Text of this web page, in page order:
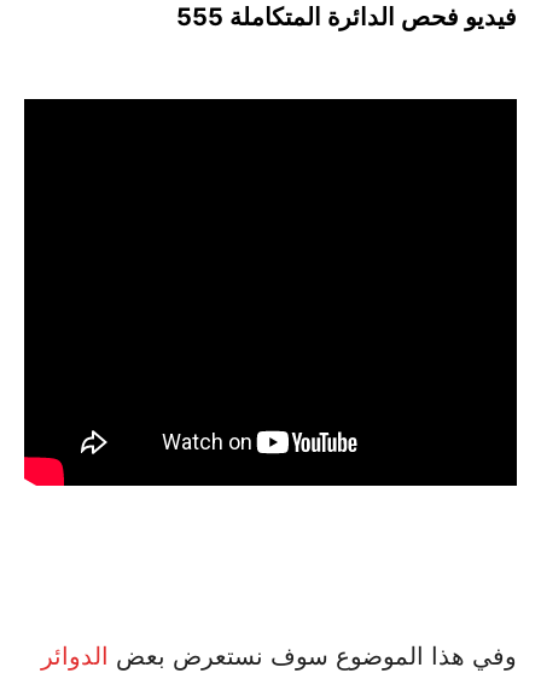
فيديو فحص الدائرة المتكاملة 555
وفي هذا الموضوع سوف نستعرض بعض الدوائر